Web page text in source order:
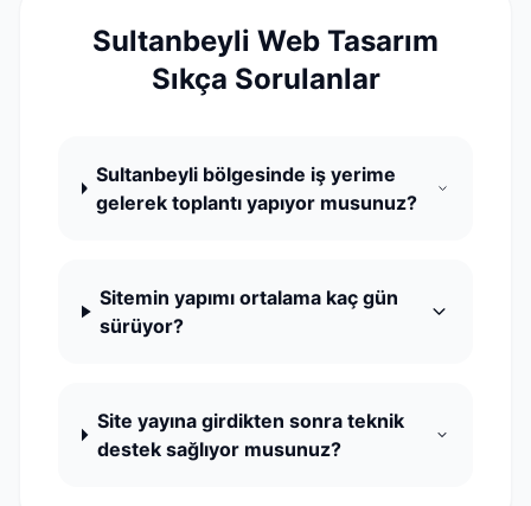
Sultanbeyli Web Tasarım
Sıkça Sorulanlar
Sultanbeyli bölgesinde iş yerime
gelerek toplantı yapıyor musunuz?
Sitemin yapımı ortalama kaç gün
sürüyor?
Site yayına girdikten sonra teknik
destek sağlıyor musunuz?